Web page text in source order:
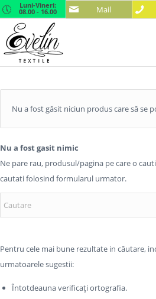
Mail
Luni-Vineri:
08.00 - 16.00
Nu a fost găsit niciun produs care să se
Nu a fost gasit nimic
Ne pare rau, produsul/pagina pe care o
cautati folosind formularul urmator.
Pentru cele mai bune rezultate in căutare,
urmatoarele sugestii:
Întotdeauna verificați ortografia.